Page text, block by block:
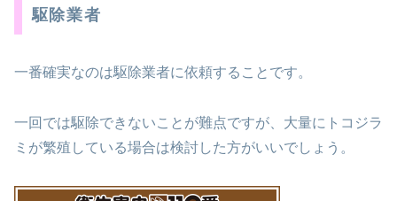
駆除業者
一番確実なのは駆除業者に依頼することです。
一回では駆除できないことが難点ですが、大量にトコジラ
ミが繁殖している場合は検討した方がいいでしょう。